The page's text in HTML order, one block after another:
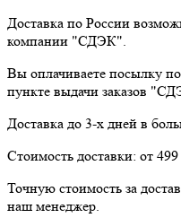
Доставка по России
компании "СДЭК".
Вы оплачиваете посылку
пункте выдачи заказов
Доставка до 3-х дней в
Стоимость доставки: от
Точную стоимость за
наш менеджер.